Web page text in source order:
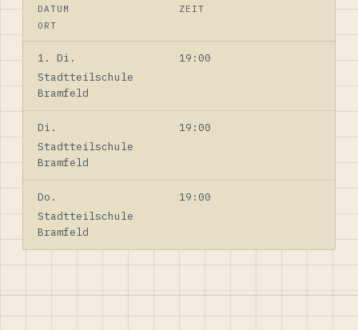
DATUM
ZEIT
ORT
1. Di.
19:00
Stadtteilschule
Bramfeld
Di.
19:00
Stadtteilschule
Bramfeld
Do.
19:00
Stadtteilschule
Bramfeld